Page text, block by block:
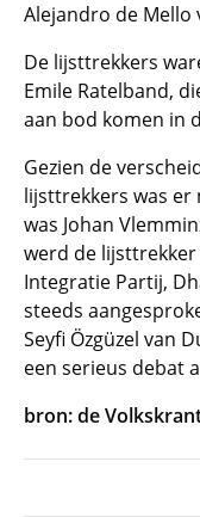
Alejandro de Mello
De lijsttrekkers
Emile Ratelband,
aan bod komen in
Gezien de
lijsttrekkers was er
was Johan
werd de
Integratie Partij,
steeds
Seyfi Özgüzel van
een serieus debat
bron: de